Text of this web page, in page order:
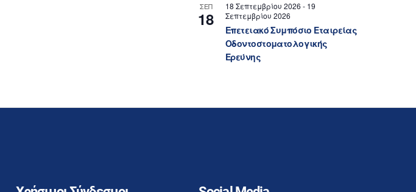
ΣΕΠ
18
18 Σεπτεμβρίου 2026 - 19
Σεπτεμβρίου 2026
Επετειακό Συμπόσιο Εταιρείας
Οδοντοστοματολογικής
Ερεύνης